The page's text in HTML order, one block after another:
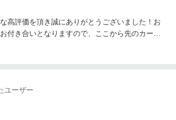
高評価を頂き誠にありがとうございました！お
付き合いとなりますので、ここから先のカーラ
の度は誠にありがとうございました！！
ユーザー